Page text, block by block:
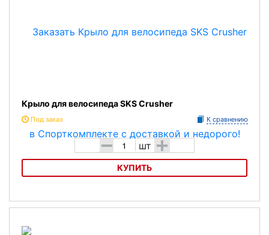
Крыло для велосипеда SKS Crusher
Под заказ К сравнению
- шт +
КУПИТЬ
Крыло для велосипеда SKS Crusher